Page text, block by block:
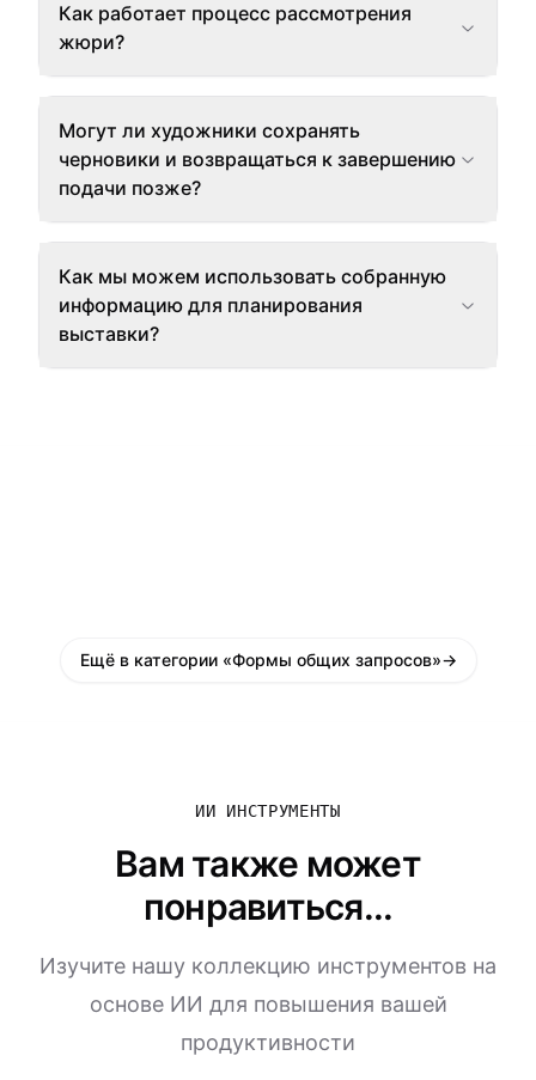
Как работает процесс рассмотрения
жюри?
Могут ли художники сохранять
черновики и возвращаться к завершению
подачи позже?
Как мы можем использовать собранную
информацию для планирования
выставки?
Ещё в категории «Формы общих запросов»→
ИИ ИНСТРУМЕНТЫ
Вам также может
понравиться...
Изучите нашу коллекцию инструментов на
основе ИИ для повышения вашей
продуктивности